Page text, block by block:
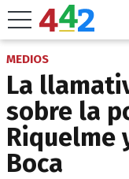
MEDIOS
La
sobre la
Riquelme
Boca